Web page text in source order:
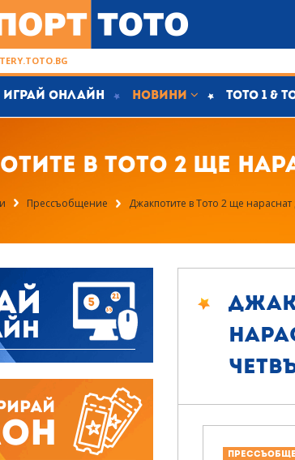
Играй Онлайн Новини Тото 1 &
в Тото 2 ще
Прессъобщение Джакпотите в Тото 2 ще нараснат